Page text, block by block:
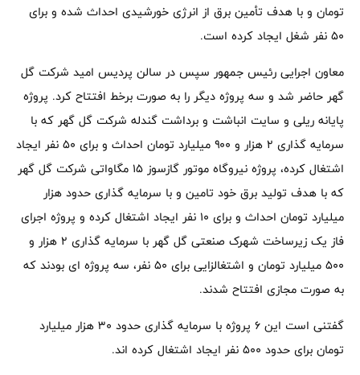
تومان و با هدف تأمین برق از انرژی خورشیدی احداث شده و برای
۵۰ نفر شغل ایجاد کرده است.
معاون اجرایی رئیس جمهور سپس در سالن پردیس امید شرکت گل
گهر حاضر شد و سه پروژه دیگر را به صورت برخط افتتاح کرد. پروژه
پایانه ریلی و سایت انباشت و برداشت گندله شرکت گل گهر که با
سرمایه گذاری ۲ هزار و ۹۰۰ میلیارد تومان احداث و برای ۵۰ نفر ایجاد
اشتغال کرده، پروژه نیروگاه موتور گازسوز ۱۵ مگاواتی شرکت گل گهر
که با هدف تولید برق خود تامین و با سرمایه گذاری حدود هزار
میلیارد تومان احداث و برای ۱۰ نفر ایجاد اشتغال کرده و پروژه اجرای
فاز یک زیرساخت شهرک صنعتی گل گهر با سرمایه گذاری ۲ هزار و
۵۰۰ میلیارد تومان و اشتغالزایی برای ۵۰ نفر، سه پروژه ای بودند که
به صورت مجازی افتتاح شدند.
گفتنی است این ۶ پروژه با سرمایه گذاری حدود ۳۰ هزار میلیارد
تومان برای حدود ۵۰۰ نفر ایجاد اشتغال کرده اند.